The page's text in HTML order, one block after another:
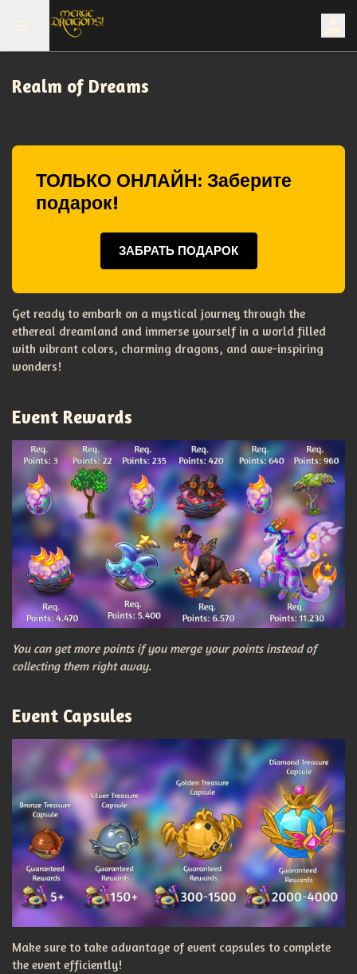
Realm of Dreams
ТОЛЬКО ОНЛАЙН: Заберите
подарок!
ЗАБРАТЬ ПОДАРОК
Get ready to embark on a mystical journey through the
ethereal dreamland and immerse yourself in a world filled
with vibrant colors, charming dragons, and awe-inspiring
wonders!
Event Rewards
You can get more points if you merge your points instead of
collecting them right away.
Event Capsules
Make sure to take advantage of event capsules to complete
the event efficiently!